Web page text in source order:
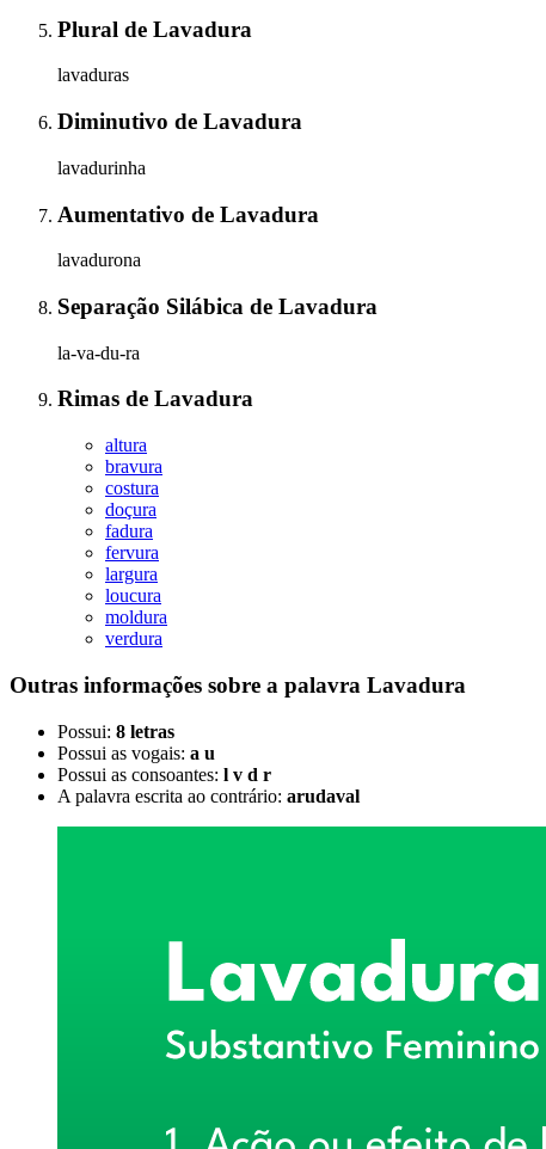
Plural de Lavadura
lavaduras
Diminutivo de Lavadura
lavadurinha
Aumentativo de Lavadura
lavadurona
Separação Silábica de Lavadura
la-va-du-ra
Rimas de Lavadura
altura
bravura
costura
doçura
fadura
fervura
largura
loucura
moldura
verdura
Outras informações sobre a palavra Lavadura
Possui: 8 letras
Possui as vogais: a u
Possui as consoantes: l v d r
A palavra escrita ao contrário: arudaval